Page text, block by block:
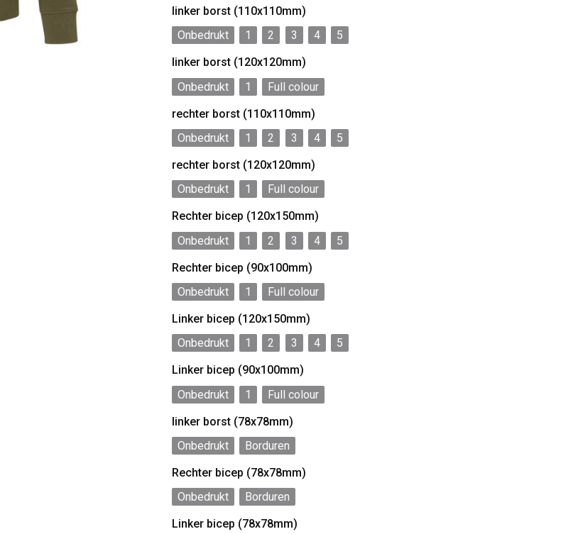
linker borst (110x110mm)
Onbedrukt
1 2 3 4
5
linker borst (120x120mm)
Onbedrukt
1
Full colour
rechter borst (110x110mm)
Onbedrukt
1 2 3 4
5
rechter borst (120x120mm)
Onbedrukt
1
Full colour
Rechter bicep (120x150mm)
Onbedrukt
1 2 3 4
5
Rechter bicep (90x100mm)
Onbedrukt
1
Full colour
Linker bicep (120x150mm)
Onbedrukt
1 2 3 4
5
Linker bicep (90x100mm)
Onbedrukt
1
Full colour
linker borst (78x78mm)
Onbedrukt
Borduren
Rechter bicep (78x78mm)
Onbedrukt
Borduren
Linker bicep (78x78mm)